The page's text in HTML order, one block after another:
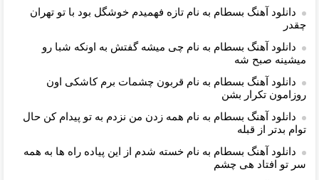
دانلود آهنگ بسطام به نام تازه فهمیدم خوشگل بود با تو تهران
چقدر
دانلود آهنگ بسطام به نام چی میشه گفتش به اونکه شبا رو
میشینه صبح شه
دانلود آهنگ بسطام به نام قربون چشمات برم کاشکی اون
روزامون تکرار بشن
دانلود آهنگ بسطام به نام همه زدن من نزدم به تو پیدام کن حال
توام بدتر از قبله
دانلود آهنگ بسطام به نام خسته شدم از این پیاده راه ها به همه
سر تو افتاد هی چشم